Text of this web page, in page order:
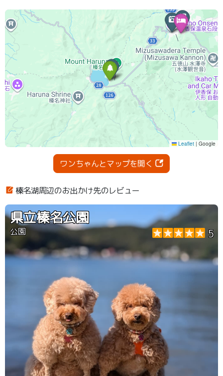
ワンちゃんとマップを開く
榛名湖周辺のお出かけ先のレビュー
県立榛名公園
公園 5